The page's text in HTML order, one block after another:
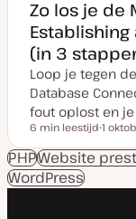
Zo los je de
Establishing
(in 3
Loop je tegen
Database
fout oplost en
Leestijd
6 min leestijd
a
t
m
1
PHPWebsite
WordPress